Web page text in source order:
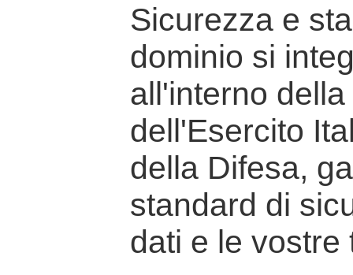
Sicurezza e
dominio si
all'interno
dell'Esercito
della Difesa,
standard di
dati e le vostre